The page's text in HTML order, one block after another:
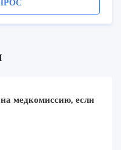
медкомиссию, если